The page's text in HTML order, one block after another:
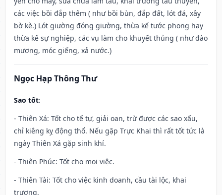
các việc bồi đắp thêm ( như bồi bùn, đắp đất, lót đá, xây
bờ kè.) Lót giường đóng giường, thừa kế tước phong hay
thừa kế sự nghiệp, các vụ làm cho khuyết thủng ( như đào
mương, móc giếng, xả nước.)
Ngọc Hạp Thông Thư
Sao tốt:
- Thiên Xá: Tốt cho tế tự, giải oan, trừ được các sao xấu,
chỉ kiêng kỵ động thổ. Nếu gặp Trực Khai thì rất tốt tức là
ngày Thiên Xá gặp sinh khí.
- Thiên Phúc: Tốt cho mọi việc.
- Thiên Tài: Tốt cho việc kinh doanh, cầu tài lộc, khai
trương.